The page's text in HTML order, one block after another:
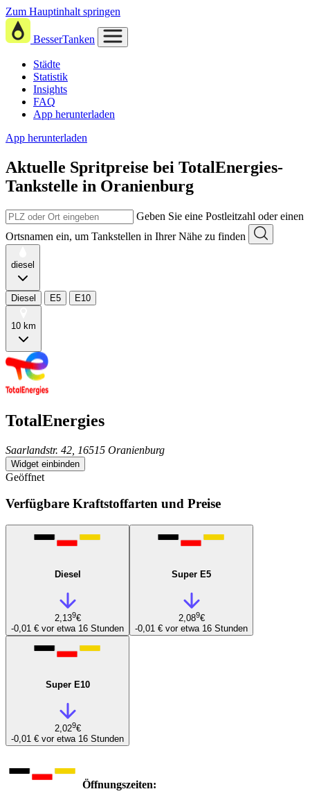
Zum Hauptinhalt springen
BesserTanken
Städte
Statistik
Insights
FAQ
App herunterladen
App herunterladen
Aktuelle Spritpreise bei TotalEnergies-
Tankstelle in Oranienburg
Geben Sie eine Postleitzahl oder einen
Ortsnamen ein, um Tankstellen in Ihrer Nähe zu finden
diesel
Diesel E5 E10
10 km
TotalEnergies
Saarlandstr. 42, 16515 Oranienburg
Widget einbinden
Geöffnet
Verfügbare Kraftstoffarten und Preise
Diesel
2,139€
-0,01 € vor etwa 16 Stunden
Super E5
2,089€
-0,01 € vor etwa 16 Stunden
Super E10
2,029€
-0,01 € vor etwa 16 Stunden
Öffnungszeiten: